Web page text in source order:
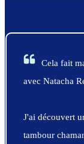
Cela fait
avec Natacha
J'ai découvert
tambour